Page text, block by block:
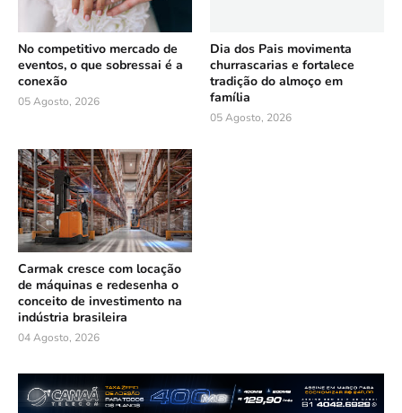
No competitivo mercado de
eventos, o que sobressai é a
conexão
05 Agosto, 2026
Dia dos Pais movimenta
churrascarias e fortalece
tradição do almoço em
família
05 Agosto, 2026
Carmak cresce com locação
de máquinas e redesenha o
conceito de investimento na
indústria brasileira
04 Agosto, 2026